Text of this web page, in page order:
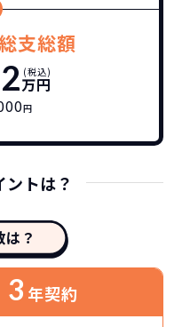
支総額
万円
(税込)
円
ントは？
？
3 年契約